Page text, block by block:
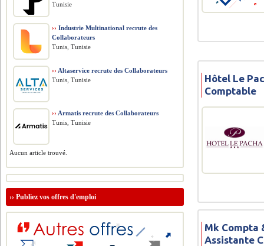
Hôtel Le
Comptable
Mk Compta
Assistante
Tunisie
›› Industrie Multinational recrute des
Collaborateurs
Tunis, Tunisie
›› Altaservice recrute des Collaborateurs
Tunis, Tunisie
›› Armatis recrute des Collaborateurs
Tunis, Tunisie
Aucun article trouvé.
››Publiez vos offres d'emploi